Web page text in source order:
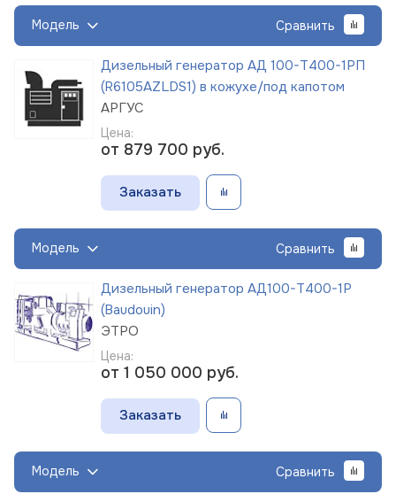
Модель Сравнить
Дизельный генератор АД 100-Т400-1РП
(R6105AZLDS1) в кожухе/под капотом
АРГУС
Цена:
от 879 700 руб.
Заказать
Модель Сравнить
Дизельный генератор АД100-Т400-1Р
(Baudouin)
ЭТРО
Цена:
от 1 050 000 руб.
Заказать
Модель Сравнить